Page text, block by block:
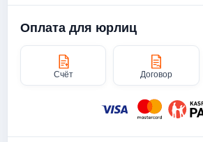
Оплата для юрлиц
Счёт Договор